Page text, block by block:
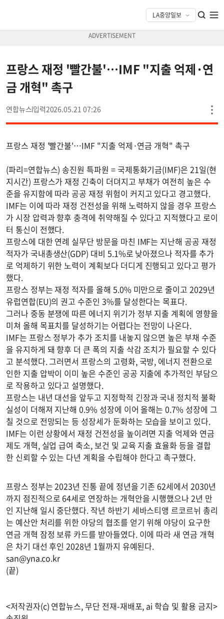
프랑스 재정 '빨간불'…IMF "지출 억제·연
금 개혁" 촉구
연합뉴스 2026.05.21 07:26
프랑스 재정 '빨간불'…IMF "지출 억제·연금 개혁" 촉구
(파리=연합뉴스) 송진원 특파원 = 국제통화기금(IMF)은 21일(현
지시간) 프랑스가 재정 긴축이 더뎌지고 부채가 여전히 높은 수
준을 유지함에 따라 공공 재정 위험이 커지고 있다고 경고했다.
IMF는 이에 따라 재정 건전성을 위해 노력하지 않을 경우 프랑스
가 시장 압력과 향후 충격에 취약해질 수 있다고 지적했다고 로이
터 통신이 전했다.
프랑스에 대한 연례 실무단 방문을 마친 IMF는 지난해 공공 재정
적자가 국내총생산(GDP) 대비 5.1%로 낮아졌으나 적자를 추가
로 억제하기 위한 노력이 계획보다 더디게 진행되고 있다고 평가
했다.
프랑스 정부는 재정 적자를 올해 5.0% 미만으로 줄이고 2029년
유럽연합(EU)의 권고 수준인 3%를 달성한다는 목표다.
그러나 중동 분쟁에 따른 에너지 위기가 정부 지출 계획에 영향을
미쳐 올해 목표치를 달성하기는 어렵다는 전망이 나온다.
IMF는 프랑스 정부가 추가 조치를 내놓지 않으면 높은 부채 수준
을 유지하게 돼 향후 더 큰 폭의 지출 삭감 조치가 필요할 수 있다
고 분석했다. 그러면서 프랑스의 고령화, 국방, 에너지 전환으로
인한 지출 압박이 이미 높은 수준인 공공 지출에 추가적인 부담으
로 작용하고 있다고 설명했다.
프랑스는 내년 대선을 앞두고 지정학적 긴장과 국내 정치적 불확
실성이 더해져 지난해 0.9% 성장에 이어 올해는 0.7% 성장에 그
칠 것으로 전망되는 등 성장세가 둔화하는 모습을 보이고 있다.
IMF는 이런 상황에서 재정 건전성을 높이려면 지출 억제와 연금
제도 개혁, 실업 급여 축소, 보건 및 교육 지출 효율화 등을 결합
한 신뢰할 수 있는 다년 계획을 수립해야 한다고 촉구했다.
프랑스 정부는 2023년 진통 끝에 정년을 기존 62세에서 2030년
까지 점진적으로 64세로 연장하는 개혁안을 시행했으나 2년 만
인 지난해 일시 중단했다. 작년 하반기 세바스티앵 르코르뉘 총리
는 예산안 처리를 위한 야당의 협조를 얻기 위해 야당이 요구한
연금 개혁 잠정 보류 카드를 받아들였다. 이에 따라 새 연금 개혁
은 차기 대선 후인 2028년 1월까지 유예된다.
san@yna.co.kr
(끝)
<저작권자(c) 연합뉴스, 무단 전재-재배포, ai 학습 및 활용 금지>